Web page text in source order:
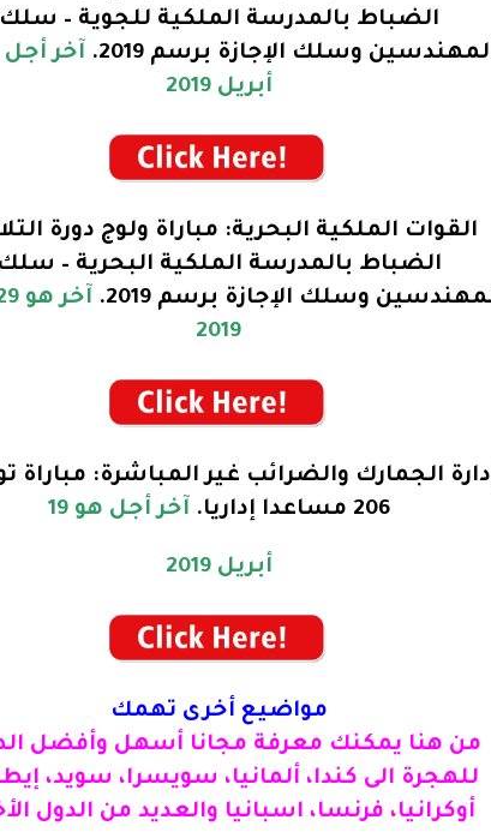
الضباط بالمدرسة الملكية للجوية – سلك
وسلك الإجازة برسم 2019.
أبريل 2019
القوات الملكية البحرية: مباراة ولوج دورة
الضباط بالمدرسة الملكية البحرية – سلك
وسلك الإجازة برسم 2019.
2019
الجمارك والضرائب غير المباشرة: مباراة
206 مساعدا إداريا.
آخر أجل هو 19
أبريل 2019
مواضيع أخرى تهمك
من هنا يمكنك معرفة مجانا أسهل وأفضل
للهجرة الى كندا، ألمانيا، سويسرا، سويد،
أوكرانيا، فرنسا، اسبانيا والعديد من الدول